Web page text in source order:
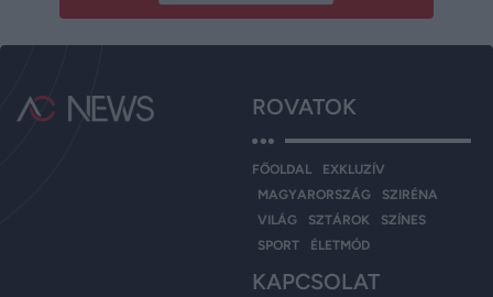
ROVATOK
FŐOLDAL
EXKLUZÍV
MAGYARORSZÁG
SZIRÉNA
VILÁG
SZTÁROK
SZÍNES
SPORT
ÉLETMÓD
KAPCSOLAT